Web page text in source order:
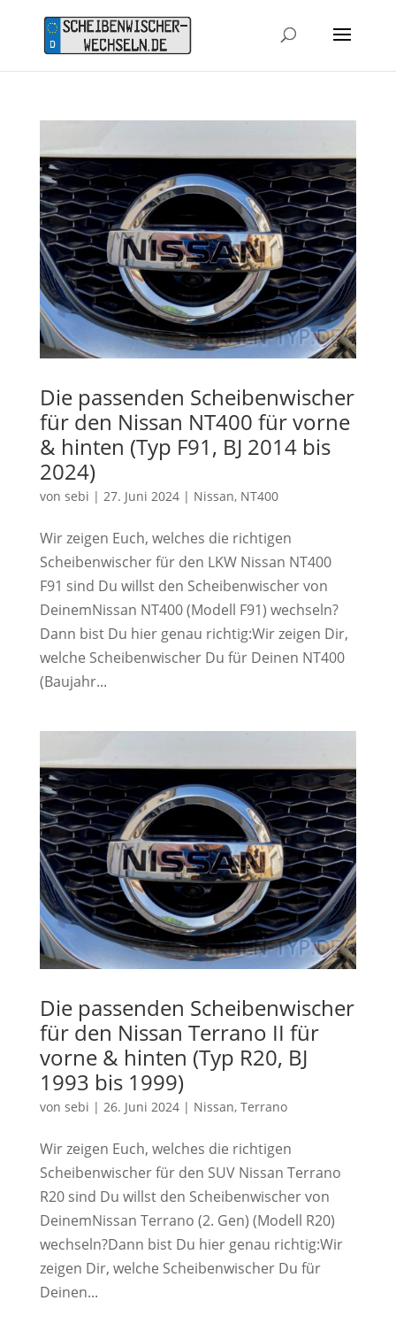
Die passenden Scheibenwischer
für den Nissan NT400 für vorne
& hinten (Typ F91, BJ 2014 bis
2024)
von sebi | 27. Juni 2024| Nissan, NT400
Wir zeigen Euch, welches die richtigen
Scheibenwischer für den LKW Nissan NT400
F91 sind Du willst den Scheibenwischer von
DeinemNissan NT400 (Modell F91) wechseln?
Dann bist Du hier genau richtig:Wir zeigen Dir,
welche Scheibenwischer Du für Deinen NT400
(Baujahr...
Die passenden Scheibenwischer
für den Nissan Terrano II für
vorne & hinten (Typ R20, BJ
1993 bis 1999)
von sebi | 26. Juni 2024| Nissan, Terrano
Wir zeigen Euch, welches die richtigen
Scheibenwischer für den SUV Nissan Terrano
R20 sind Du willst den Scheibenwischer von
DeinemNissan Terrano (2. Gen) (Modell R20)
wechseln?Dann bist Du hier genau richtig:Wir
zeigen Dir, welche Scheibenwischer Du für
Deinen...